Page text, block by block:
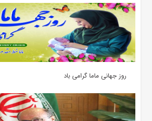
روز جهانی ماما گرامی باد